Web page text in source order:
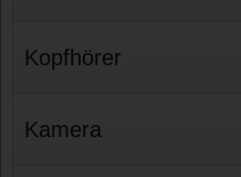
Kopfhörer
Kamera